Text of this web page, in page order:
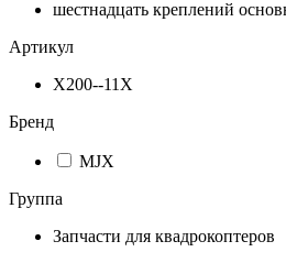
шестнадцать креплений
Артикул
Х200--11Х
Бренд
MJX
Группа
Запчасти для квадрокоптеров